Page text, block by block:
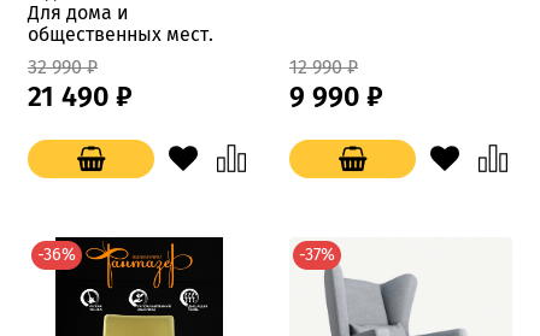
Для дома и
общественных мест.
32 990 ₽
21 490 ₽
12 990 ₽
9 990 ₽
-36% -37%